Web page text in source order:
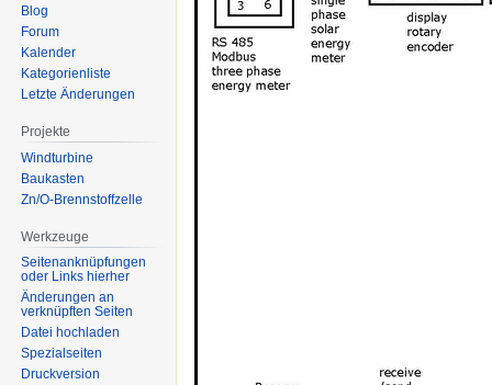
Blog
Forum
Kalender
Kategorienliste
Letzte Änderungen
Projekte
Windturbine
Baukasten
Zn/O-Brennstoffzelle
Werkzeuge
Seitenanknüpfungen
oder Links hierher
Änderungen an
verknüpften Seiten
Datei hochladen
Spezialseiten
Druckversion